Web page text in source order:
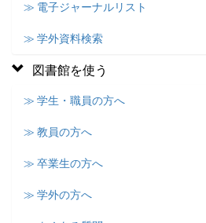
≫ 電子ジャーナルリスト
≫ 学外資料検索
図書館を使う
≫ 学生・職員の方へ
≫ 教員の方へ
≫ 卒業生の方へ
≫ 学外の方へ